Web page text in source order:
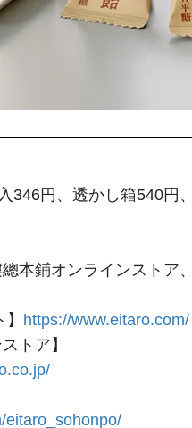
346円、透かし箱540円
本鋪オンラインストア
https://www.eitaro.com/
トア】
eitaro_sohonpo/